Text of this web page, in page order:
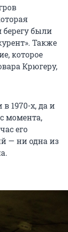
берегу были
Также
которое
Крюгеру,
1970-х, да и
момента,
его
— ни одна из